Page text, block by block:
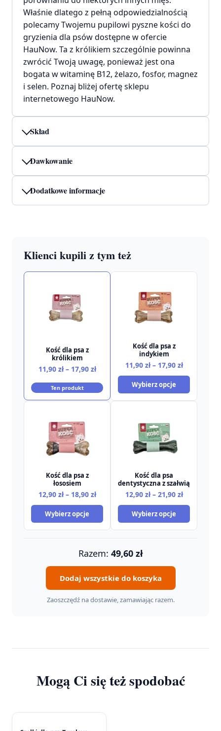
Właśnie dlatego z pełną odpowiedzialnością
polecamy Twojemu pupilowi pyszne kości do
gryzienia dla psów dostępne w ofercie
HauNow. Ta z królikiem szczególnie powinna
zwrócić Twoją uwagę, ponieważ jest ona
bogata w witaminę B12, żelazo, fosfor, magnez
i selen. Poznaj bliżej ofertę sklepu
internetowego HauNow.
Skład
Dawkowanie
Dodatkowe informacje
Klienci kupili z tym też
Kość dla psa z
królikiem
11,90 zł – 17,90 złZakres
od
11,90 zł
Ten produkt
Kość dla psa z
indykiem
11,90 zł – 17,90 złZakres
cen:
11,90 zł
Wybierz opcje
Kość dla psa z
łososiem
12,90 zł – 18,90 złZakres
cen:
12,90 zł
Wybierz opcje
Kość dla psa
dentystyczna z szałwią
12,90 zł – 21,90 złZakres
cen:
12,90 zł
Wybierz opcje
Razem: 49,60 zł
Dodaj wszystkie do koszyka
Zaoszczędź na dostawie, zamawiając razem.
Mogą Ci się też spodobać